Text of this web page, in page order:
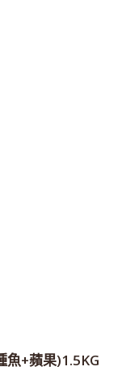
魚+蘋果)1.5KG